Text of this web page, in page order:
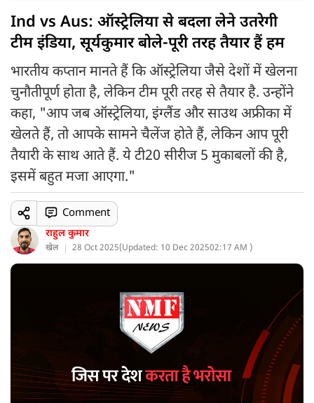
Ind vs Aus: ऑस्ट्रेलिया से बदला लेने उतरेगी
टीम इंडिया, सूर्यकुमार बोले-पूरी तरह तैयार हैं हम
भारतीय कप्तान मानते हैं कि ऑस्ट्रेलिया जैसे देशों में खेलना
चुनौतीपूर्ण होता है, लेकिन टीम पूरी तरह से तैयार है. उन्होंने
कहा, "आप जब ऑस्ट्रेलिया, इंग्लैंड और साउथ अफ्रीका में
खेलते हैं, तो आपके सामने चैलेंज होते हैं, लेकिन आप पूरी
तैयारी के साथ आते हैं. ये टी20 सीरीज 5 मुकाबलों की है,
इसमें बहुत मजा आएगा."
राहुल कुमार
खेल 28 Oct 2025(Updated: 10 Dec 202502:17 AM )
Comment